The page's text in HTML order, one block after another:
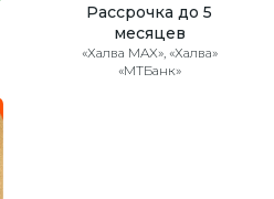
Рассрочка до 5
месяцев
«Халва MAX», «Халва»
«МТБанк»